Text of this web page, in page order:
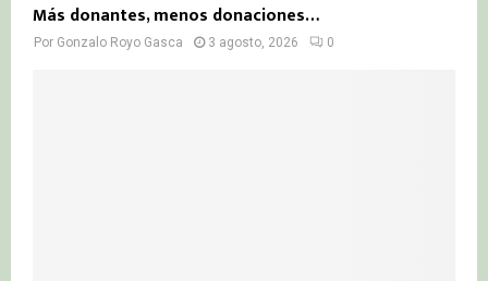
Más donantes, menos donaciones…
Por Gonzalo Royo Gasca 3 agosto, 2026 0